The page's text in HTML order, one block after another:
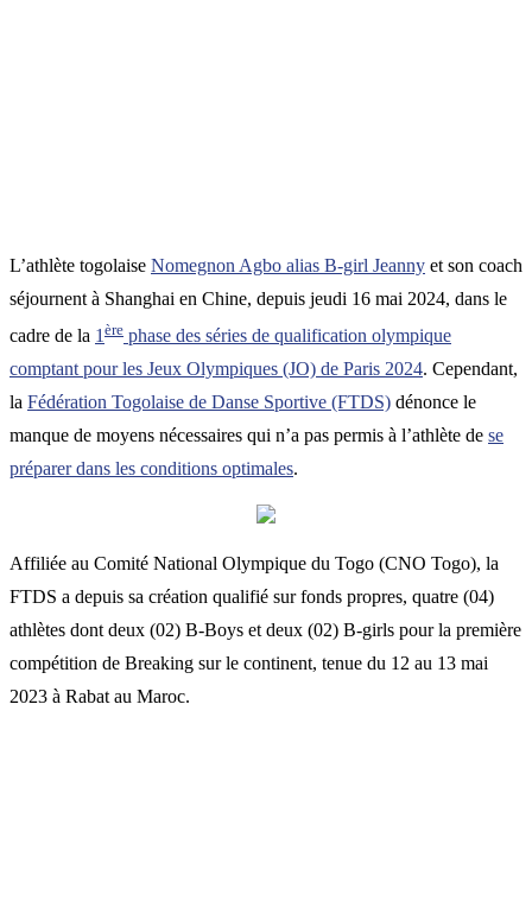
L’athlète togolaise Nomegnon Agbo alias B-girl Jeanny et son coach
séjournent à Shanghai en Chine, depuis jeudi 16 mai 2024, dans le
cadre de la 1 ère phase des séries de qualification olympique
comptant pour les Jeux Olympiques (JO) de Paris 2024. Cependant,
la Fédération Togolaise de Danse Sportive (FTDS) dénonce le
manque de moyens nécessaires qui n’a pas permis à l’athlète de se
préparer dans les conditions optimales.
Affiliée au Comité National Olympique du Togo (CNO Togo), la
FTDS a depuis sa création qualifié sur fonds propres, quatre (04)
athlètes dont deux (02) B-Boys et deux (02) B-girls pour la première
compétition de Breaking sur le continent, tenue du 12 au 13 mai
2023 à Rabat au Maroc.